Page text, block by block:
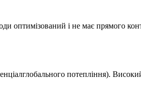
оптимізований і не має прямого
потепління).